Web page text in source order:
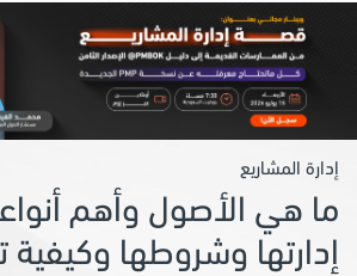
إدارة المشاريع
ما هي الأصول وأهم
إدارتها وشروطها وكيفية